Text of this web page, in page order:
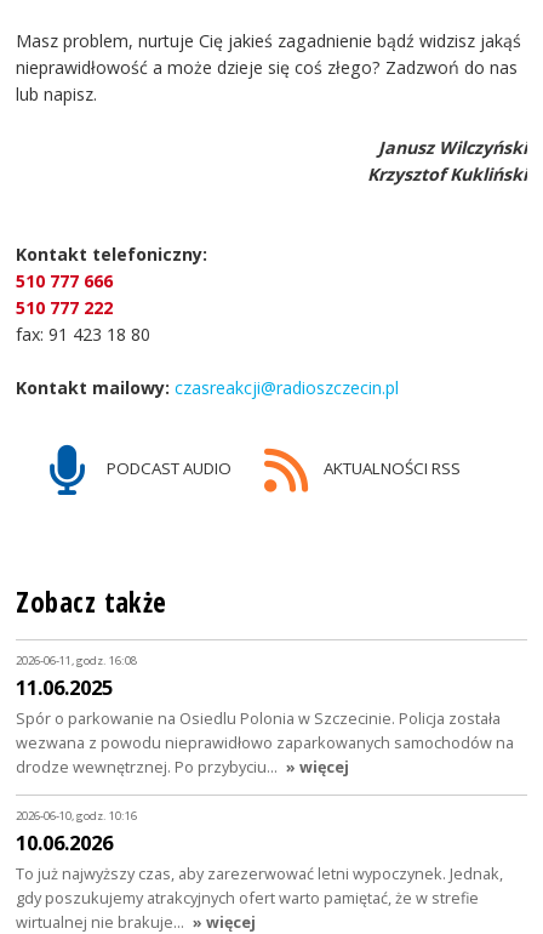
Masz problem, nurtuje Cię jakieś zagadnienie bądź widzisz jakąś
nieprawidłowość a może dzieje się coś złego? Zadzwoń do nas
lub napisz.
Janusz Wilczyński
Krzysztof Kukliński
Kontakt telefoniczny:
510 777 666
510 777 222
fax: 91 423 18 80
Kontakt mailowy: czasreakcji@radioszczecin.pl
PODCAST AUDIO AKTUALNOŚCI RSS
Zobacz także
2026-06-11, godz. 16:08
11.06.2025
Spór o parkowanie na Osiedlu Polonia w Szczecinie. Policja została
wezwana z powodu nieprawidłowo zaparkowanych samochodów na
drodze wewnętrznej. Po przybyciu… » więcej
2026-06-10, godz. 10:16
10.06.2026
To już najwyższy czas, aby zarezerwować letni wypoczynek. Jednak,
gdy poszukujemy atrakcyjnych ofert warto pamiętać, że w strefie
wirtualnej nie brakuje… » więcej